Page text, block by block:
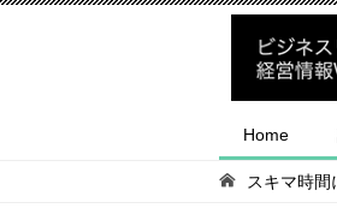
Home
スキマ時